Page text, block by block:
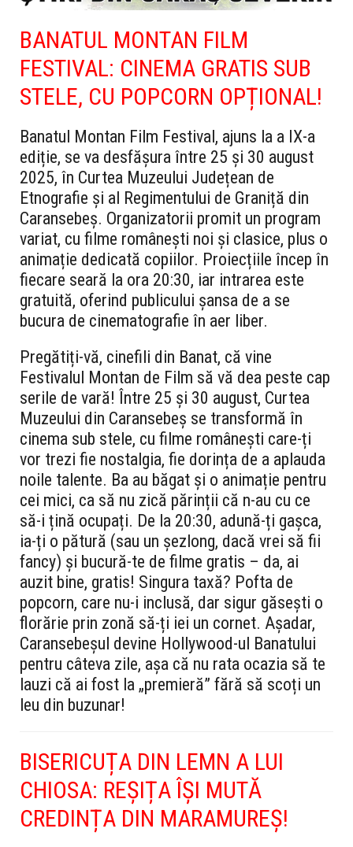
BANATUL MONTAN FILM
FESTIVAL: CINEMA GRATIS SUB
STELE, CU POPCORN OPȚIONAL!
Banatul Montan Film Festival, ajuns la a IX-a
ediție, se va desfășura între 25 și 30 august
2025, în Curtea Muzeului Județean de
Etnografie și al Regimentului de Graniță din
Caransebeș. Organizatorii promit un program
variat, cu filme românești noi și clasice, plus o
animație dedicată copiilor. Proiecțiile încep în
fiecare seară la ora 20:30, iar intrarea este
gratuită, oferind publicului șansa de a se
bucura de cinematografie în aer liber.
Pregătiți-vă, cinefili din Banat, că vine
Festivalul Montan de Film să vă dea peste cap
serile de vară! Între 25 și 30 august, Curtea
Muzeului din Caransebeș se transformă în
cinema sub stele, cu filme românești care-ți
vor trezi fie nostalgia, fie dorința de a aplauda
noile talente. Ba au băgat și o animație pentru
cei mici, ca să nu zică părinții că n-au cu ce
să-i țină ocupați. De la 20:30, adună-ți gașca,
ia-ți o pătură (sau un șezlong, dacă vrei să fii
fancy) și bucură-te de filme gratis – da, ai
auzit bine, gratis! Singura taxă? Pofta de
popcorn, care nu-i inclusă, dar sigur găsești o
florărie prin zonă să-ți iei un cornet. Așadar,
Caransebeșul devine Hollywood-ul Banatului
pentru câteva zile, așa că nu rata ocazia să te
lauzi că ai fost la „premieră” fără să scoți un
leu din buzunar!
BISERICUȚA DIN LEMN A LUI
CHIOSA: REȘIȚA ÎȘI MUTĂ
CREDINȚA DIN MARAMUREȘ!